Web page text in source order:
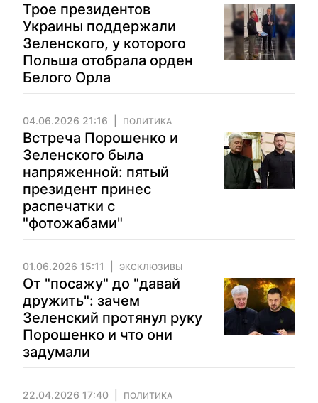
Трое президентов
Украины поддержали
Зеленского, у которого
Польша отобрала орден
Белого Орла
04.06.2026 21:16 ПОЛИТИКА
Встреча Порошенко и
Зеленского была
напряженной: пятый
президент принес
распечатки с
"фотожабами"
01.06.2026 15:11 ЭКСКЛЮЗИВЫ
От "посажу" до "давай
дружить": зачем
Зеленский протянул руку
Порошенко и что они
задумали
22.04.2026 17:40 ПОЛИТИКА